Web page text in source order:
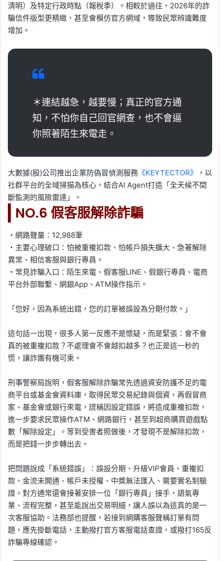
清明）及特定行政時點（報稅季）。相較於過往，2026年的詐
騙信件版型更精緻，甚至會模仿官方網域，導致民眾辨識難度
增加。
＊連結越急，越要慢；真正的官方通
知，不怕你自己回官網查，也不會逼
你照著陌生來電走。
大數據(股)公司推出企業防偽冒偵測服務 《KEYTECTOR》
，以
社群平台的全域掃描為核心，結合AI Agent打造「全天候不間
斷監測的風險雷達」。
NO.6 假客服解除詐騙
・網路聲量：12,988筆
・主要心理破口：怕被重複扣款、怕帳戶損失擴大、急著解除
異常、相信客服與銀行專員。
・常見詐騙入口：陌生來電、假客服LINE、假銀行專員、電商
平台外部聯繫、網銀App、ATM操作指示。
「您好，因為系統出錯，您的訂單被誤設為分期付款。」
這句話一出現，很多人第一反應不是懷疑，而是緊張：會不會
真的被重複扣款？不處理會不會越扣越多？也正是這一秒的
慌，讓詐團有機可乘。
刑事警察局說明，假客服解除詐騙常先透過資安防護不足的電
商平台或基金會資料庫，取得民眾交易紀錄與個資，再假冒商
家、基金會或銀行來電，謊稱因設定錯誤，將造成重複扣款，
進一步要求民眾操作ATM、網路銀行，甚至到超商購買遊戲點
數「解除設定」。等到受害者照做後，才發現不是解除扣款，
而是把錢一步步轉出去。
把問題說成「系統錯誤」：誤設分期、升級VIP會員、重複扣
款、金流未開通、帳戶未授權、中獎無法匯入、需要實名制驗
證。對方通常還會接著安排一位「銀行專員」接手，語氣專
業、流程完整，甚至能說出交易明細，讓人誤以為這真的是一
次客服協助。法務部也提醒，若接到網購客服聲稱訂單有問
題，應先掛斷電話，主動撥打官方客服電話查證，或撥打165反
詐騙專線確認。